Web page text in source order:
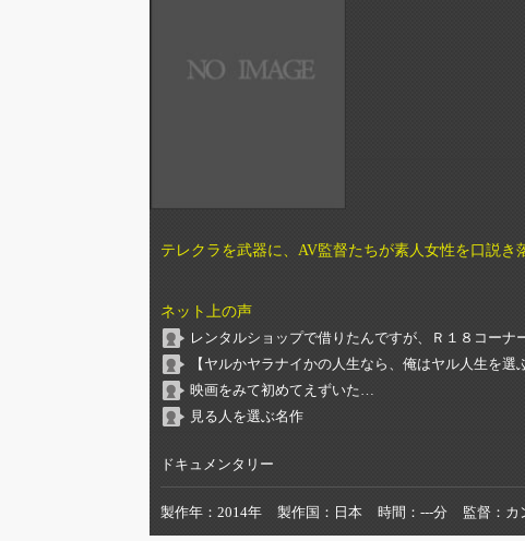
テレクラを武器に、AV監督たちが素人女性を口説き
ネット上の声
レンタルショップで借りたんですが、Ｒ１８コーナ
【ヤルかヤラナイかの人生なら、俺はヤル人生を選
映画をみて初めてえずいた…
見る人を選ぶ名作
ドキュメンタリー
製作年 2014年 製作国 日本 時間 ---分 監督 カ